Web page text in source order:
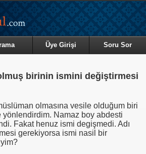
Üye Girişi Soru Sor
birinin ismini değiştirmesi
olmasına vesile olduğum biri
yönlendirdim. Namaz boy abdesti
Fakat henuz ismi degişmedi. Adı
gerekiyorsa ismi nasil bir